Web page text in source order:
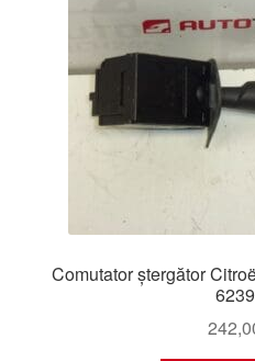
Comutator ștergător